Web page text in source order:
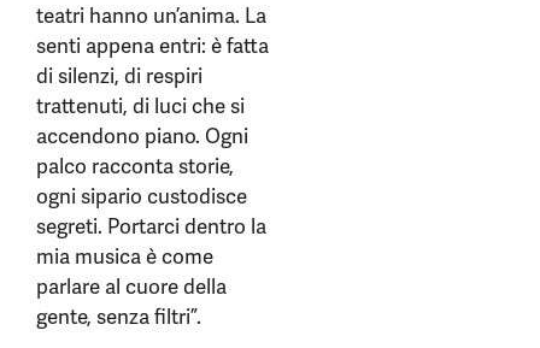
teatri hanno un’anima. La
senti appena entri: è fatta
di silenzi, di respiri
trattenuti, di luci che si
accendono piano. Ogni
palco racconta storie,
ogni sipario custodisce
segreti. Portarci dentro la
mia musica è come
parlare al cuore della
gente, senza filtri”.